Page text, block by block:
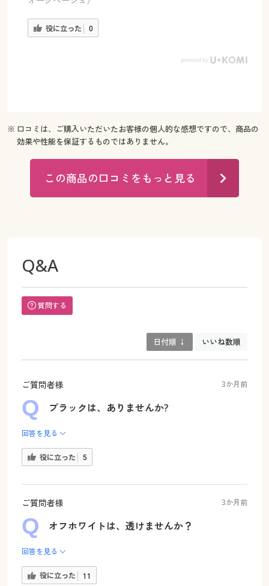
役に立った 0
※ 口コミは、ご購入いただいたお客様の個人的な感想ですので、商品の
効果や性能を保証するものではありません。
この商品の口コミをもっと見る
Q&A
質問する
日付順 ↓ いいね数順
ご質問者様 3か月前
ブラックは、ありませんか?
回答を見る
役に立った 5
ご質問者様 3か月前
オフホワイトは、透けませんか？
回答を見る
役に立った 11